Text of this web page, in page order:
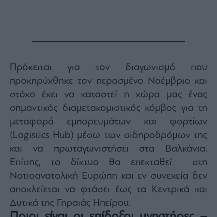
out
at
time.
This
site
is
by
and
Google
Privacy
and
of
apply.
Πρόκειται για τον διαγωνισμό που
προκηρύχθηκε τον περασμένο Νοέμβριο και
στόχο έχει να καταστεί η χώρα μας ένας
σημαντικός διαμετακομιστικός κόμβος για τη
μεταφορά εμπορευμάτων και φορτίων
(Logistics Hub) μέσω των σιδηροδρόμων της
και να πρωταγωνιστήσει στα Βαλκάνια.
Επίσης, το δίκτυο θα επεκταθεί στη
Νοτιοανατολική Ευρώπη και εν συνεχεία δεν
αποκλείεται να φτάσει έως τα Κεντρικά και
Δυτικά της Γηραιάς Ηπείρου.